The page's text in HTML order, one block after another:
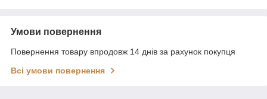
Умови повернення
Повернення товару впродовж 14 днів за рахунок покупця
Всі умови повернення